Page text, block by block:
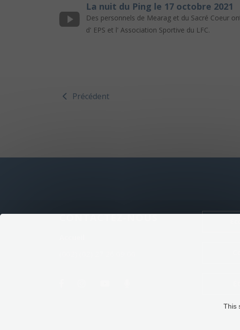
La nuit du Ping le 17 octobre 2021
Des personnels de Mearag et du Sacré Coeur
d' EPS et l' Association Sportive du LFC.
Précédent
CONTACTEZ-NOUS
This